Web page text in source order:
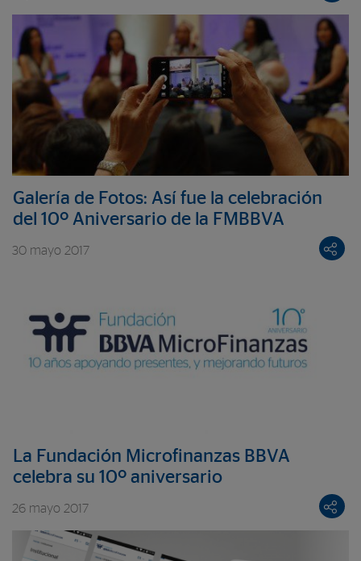
Galería de Fotos: Así fue la celebración
del 10º Aniversario de la FMBBVA
30 mayo 2017
La Fundación Microfinanzas BBVA
celebra su 10º aniversario
26 mayo 2017